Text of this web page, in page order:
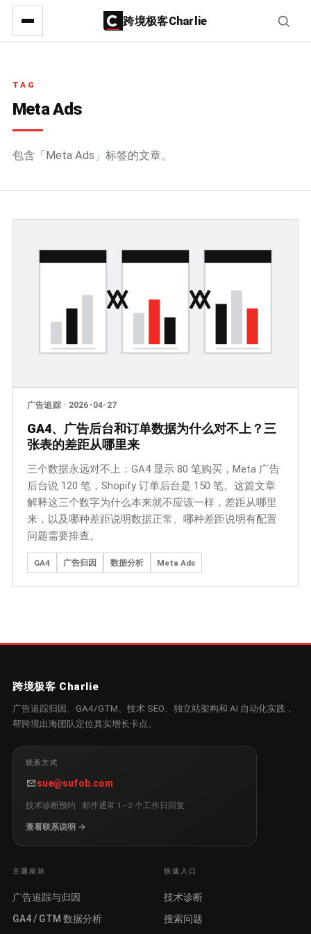
跨境极客Charlie
TAG
Meta Ads
包含「Meta Ads」标签的文章。
广告追踪· 2026-04-27
GA4、广告后台和订单数据为什么对不上？三
张表的差距从哪里来
三个数据永远对不上：GA4 显示 80 笔购买，Meta 广告
后台说 120 笔，Shopify 订单后台是 150 笔。这篇文章
解释这三个数字为什么本来就不应该一样，差距从哪里
来，以及哪种差距说明数据正常、哪种差距说明有配置
问题需要排查。
GA4 广告归因 数据分析 Meta Ads
跨境极客 Charlie
广告追踪归因、GA4/GTM、技术 SEO、独立站架构和 AI 自动化实践，
帮跨境出海团队定位真实增长卡点。
联系方式
sue@sufob.com
技术诊断预约 · 邮件通常 1–2 个工作日回复
查看联系说明 →
主题板块
广告追踪与归因
GA4 / GTM 数据分析
快速入口
技术诊断
搜索问题